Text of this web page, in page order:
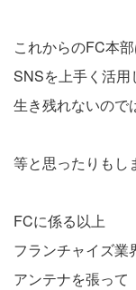
これからのFC本
SNSを上手く活用
生き残れないので
等と思ったりもし
FCに係る以上
フランチャイズ業
アンテナを張って